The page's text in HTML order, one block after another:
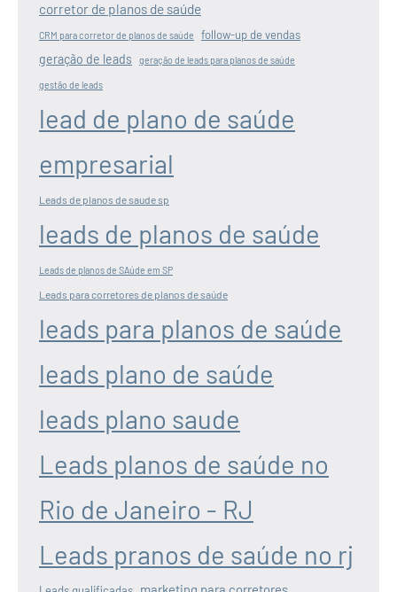
corretor de planos de saúde
CRM para corretor de planos de saúde follow-up de vendas
geração de leads geração de leads para planos de saúde
gestão de leads
lead de plano de saúde
empresarial
Leads de planos de saude sp
leads de planos de saúde
Leads de planos de SAúde em SP
Leads para corretores de planos de saúde
leads para planos de saúde
leads plano de saúde
leads plano saude
Leads planos de saúde no
Rio de Janeiro - RJ
Leads pranos de saúde no rj